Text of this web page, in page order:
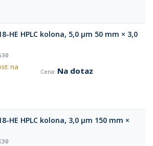
HE HPLC kolona, 5,0 µm 50 mm × 3,0
na
Na dotaz
HE HPLC kolona, 3,0 µm 150 mm ×